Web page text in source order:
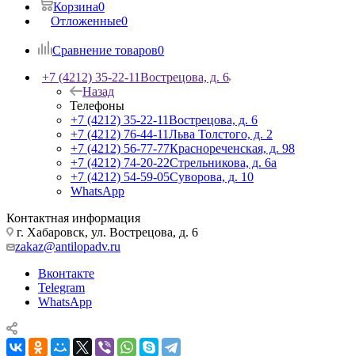
Корзина0
Отложенные0
Сравнение товаров0
+7 (4212) 35-22-11Вострецова, д. 6
Назад
Телефоны
+7 (4212) 35-22-11Вострецова, д. 6
+7 (4212) 76-44-11Льва Толстого, д. 2
+7 (4212) 56-77-77Краснореченская, д. 98
+7 (4212) 74-20-22Стрельникова, д. 6а
+7 (4212) 54-59-05Суворова, д. 10
WhatsApp
Контактная информация
г. Хабаровск, ул. Вострецова, д. 6
zakaz@antilopadv.ru
Вконтакте
Telegram
WhatsApp